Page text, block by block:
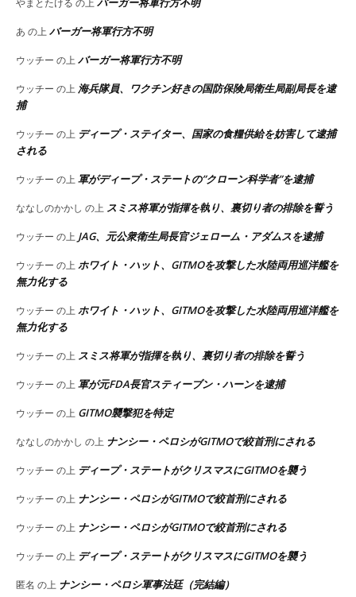
やまとたける の上
あ の上 バーガー将軍行方不明
ウッチー の上 バーガー将軍行方不明
ウッチー の上 海兵隊員、ワクチン好きの国防保険局衛生局副局長を逮
捕
ウッチー の上 ディープ・ステイター、国家の食糧供給を妨害して逮捕
される
ウッチー の上 軍がディープ・ステートの”クローン科学者”を逮捕
ななしのかかし の上 スミス将軍が指揮を執り、裏切り者の排除を誓う
ウッチー の上 JAG、元公衆衛生局長官ジェローム・アダムスを逮捕
ウッチー の上 ホワイト・ハット、GITMOを攻撃した水陸両用巡洋艦を
無力化する
ウッチー の上 ホワイト・ハット、GITMOを攻撃した水陸両用巡洋艦を
無力化する
ウッチー の上 スミス将軍が指揮を執り、裏切り者の排除を誓う
ウッチー の上 軍が元FDA長官スティーブン・ハーンを逮捕
ウッチー の上 GITMO襲撃犯を特定
ななしのかかし の上 ナンシー・ペロシがGITMOで絞首刑にされる
ウッチー の上 ディープ・ステートがクリスマスにGITMOを襲う
ウッチー の上 ナンシー・ペロシがGITMOで絞首刑にされる
ウッチー の上 ナンシー・ペロシがGITMOで絞首刑にされる
ウッチー の上 ディープ・ステートがクリスマスにGITMOを襲う
匿名 の上 ナンシー・ペロシ軍事法廷（完結編）